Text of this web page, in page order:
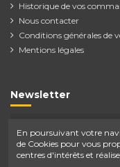
Historique de vos
Nous contacter
Conditions générales de
Mentions légales
Newsletter
Vous pouvez vous désinscrire à
Vous trouverez pour cela nos
contact dans les conditions
En poursuivant votre
de Cookies pour vous
centres d'intérêts et